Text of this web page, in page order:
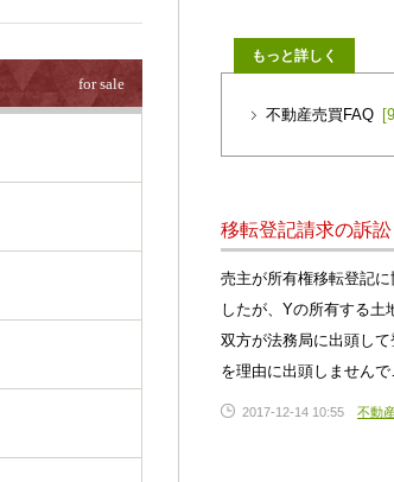
不動産売買FAQ
移転登記請求の訴訟
売主が所有権移転登記
したが、Yの所有する土
双方が法務局に出頭し
を理由に出頭しません
2017-12-14 10:55 不動
for sale